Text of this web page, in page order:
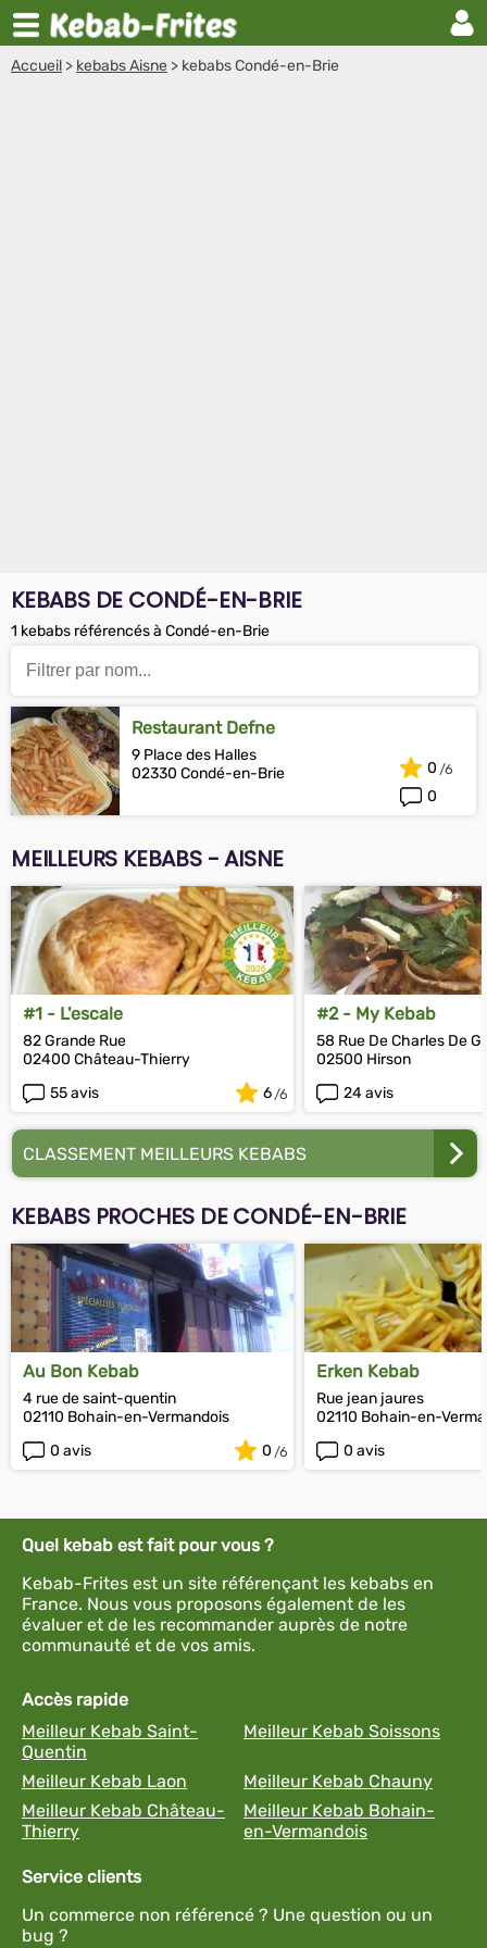
Accueil > kebabs Aisne > kebabs Condé-en-Brie
KEBABS DE CONDÉ-EN-BRIE
1 kebabs référencés à Condé-en-Brie
Restaurant Defne
9 Place des Halles
02330 Condé-en-Brie
0
0
MEILLEURS KEBABS - AISNE
#1 - L'escale
82 Grande Rue
02400 Château-Thierry
55 avis
6
#2 - My Kebab
58 Rue De Charles De
02500 Hirson
24 avis
CLASSEMENT MEILLEURS KEBABS
KEBABS PROCHES DE CONDÉ-EN-BRIE
Au Bon Kebab
4 rue de saint-quentin
02110 Bohain-en-Vermandois
0 avis
0
Erken Kebab
Rue jean jaures
02110 Bohain-en-
0 avis
Quel kebab est fait pour vous ?
Kebab-Frites est un site référençant les kebabs en
France. Nous vous proposons également de les
évaluer et de les recommander auprès de notre
communauté et de vos amis.
Accès rapide
Meilleur Kebab Saint-
Quentin
Meilleur Kebab Soissons
Meilleur Kebab Laon
Meilleur Kebab Chauny
Meilleur Kebab Château-
Thierry
Meilleur Kebab Bohain-
en-Vermandois
Service clients
Un commerce non référencé ? Une question ou un
bug ?